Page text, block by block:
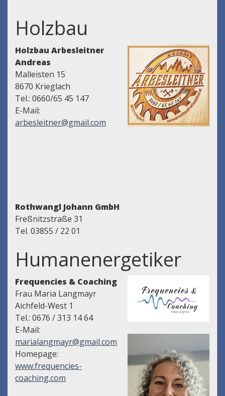
Holzbau
Holzbau Arbesleitner
Andreas
Malleisten 15
8670 Krieglach
Tel.: 0660/65 45 147
E-Mail:
arbesleitner@gmail.com
Rothwangl Johann GmbH
Freßnitzstraße 31
Tel. 03855 / 22 01
Humanenergetiker
Frequencies & Coaching
Frau Maria Langmayr
Aichfeld-West 1
Tel.: 0676 / 313 14 64
E-Mail:
marialangmayr@gmail.com
Homepage:
www.frequencies-
coaching.com